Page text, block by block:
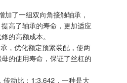
了一组双向角接触轴承，
高了轴承的寿命，更加适应
的高额成本。
，优化额定预紧装配，使两
的使用寿命，保证了丝杠的
传动比：1:3.642，一种是大